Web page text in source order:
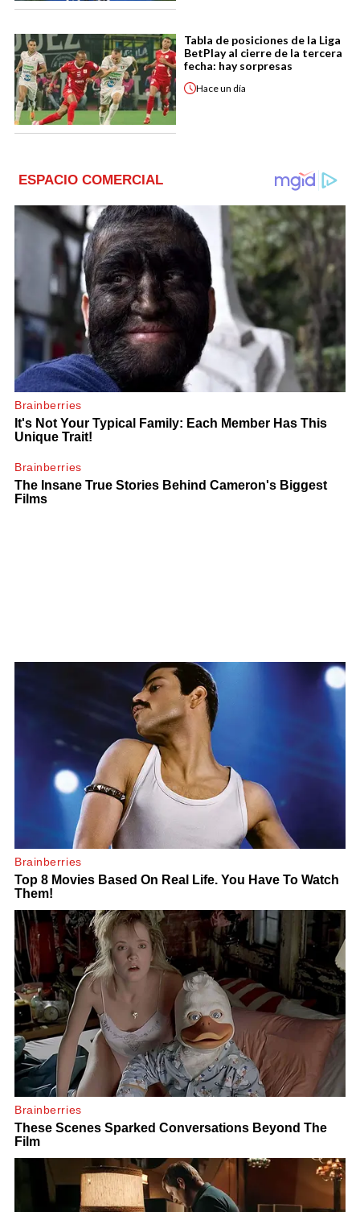
Tabla de posiciones de la Liga
BetPlay al cierre de la tercera
fecha: hay sorpresas
Haceun día